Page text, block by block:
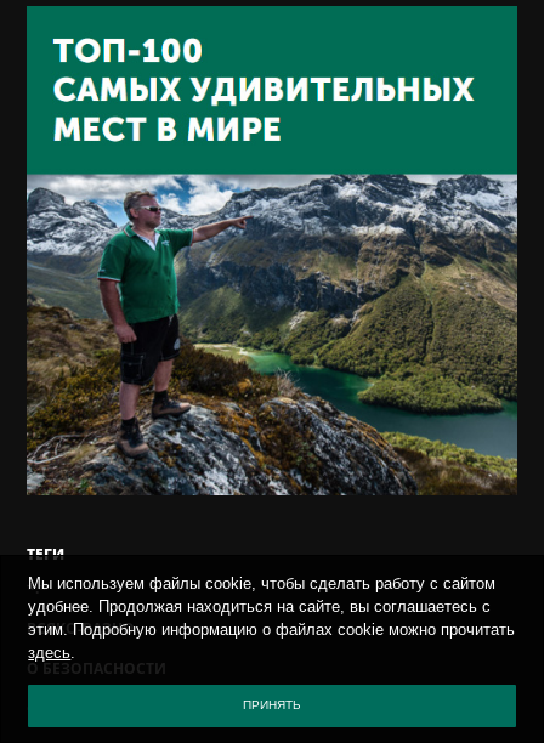
ТЕГИ
*.*
ВСЯКО-РАЗНО
О БЕЗОПАСНОСТИ
Мы используем файлы cookie, чтобы сделать работу с сайтом
удобнее. Продолжая находиться на сайте, вы соглашаетесь с
этим. Подробную информацию о файлах cookie можно прочитать
здесь.
ПРИНЯТЬ